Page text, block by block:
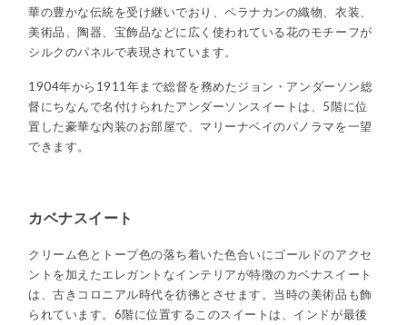
華の豊かな伝統を受け継いでおり、ペラナカンの織物、衣装、
美術品、陶器、宝飾品などに広く使われている花のモチーフが
シルクのパネルで表現されています。
1904年から1911年まで総督を務めたジョン・アンダーソン総
督にちなんで名付けられたアンダーソンスイートは、5階に位
置した豪華な内装のお部屋で、マリーナベイのパノラマを一望
できます。
カベナスイート
クリーム色とトープ色の落ち着いた色合いにゴールドのアクセ
ントを加えたエレガントなインテリアが特徴のカベナスイート
は、古きコロニアル時代を彷彿とさせます。当時の美術品も飾
られています。6階に位置するこのスイートは、インドが最後